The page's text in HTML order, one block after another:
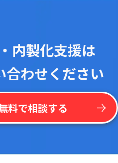
内製化支援は
合わせください
料で相談する